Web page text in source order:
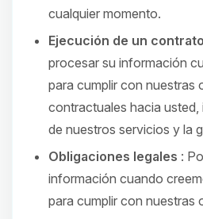
cualquier momento.
Ejecución de un contrato
procesar su información
para cumplir con nuestras
contractuales hacia usted,
de nuestros servicios y la
Obligaciones legales :
información cuando
para cumplir con nuestras